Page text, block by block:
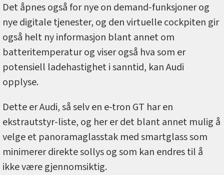
Det åpnes også for nye on demand-funksjoner og
nye digitale tjenester, og den virtuelle cockpiten gir
også helt ny informasjon blant annet om
batteritemperatur og viser også hva som er
potensiell ladehastighet i sanntid, kan Audi
opplyse.
Dette er Audi, så selv en e-tron GT har en
ekstrautstyr-liste, og her er det blant annet mulig å
velge et panoramaglasstak med smartglass som
minimerer direkte sollys og som kan endres til å
ikke være gjennomsiktig.